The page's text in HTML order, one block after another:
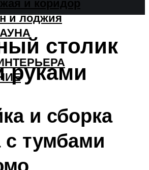
и коридор
и лоджия
столик
руками
и сборка
с тумбами